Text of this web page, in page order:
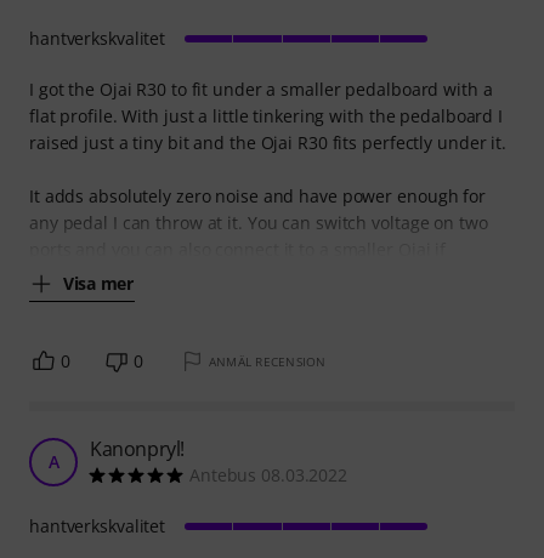
I got the Ojai R30 to fit under a smaller pedalboard with a
flat profile. With just a little tinkering with the pedalboard I
raised just a tiny bit and the Ojai R30 fits perfectly under it.
It adds absolutely zero noise and have power enough for
any pedal I can throw at it. You can switch voltage on two
Visa mer
hantverkskvalitet
0 0 ANMÄL RECENSION
A Kanonpryl!
Antebus 08.03.2022
hantverkskvalitet